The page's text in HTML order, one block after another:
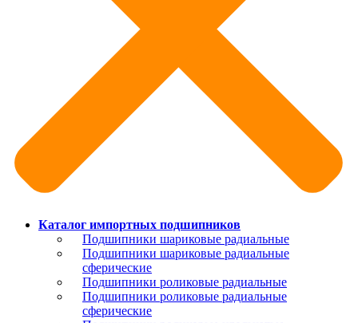
Каталог импортных подшипников
Подшипники шариковые радиальные
Подшипники шариковые радиальные
сферические
Подшипники роликовые радиальные
Подшипники роликовые радиальные
сферические